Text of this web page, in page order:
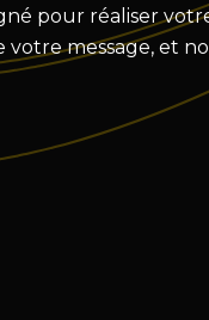
pour réaliser
votre message, et